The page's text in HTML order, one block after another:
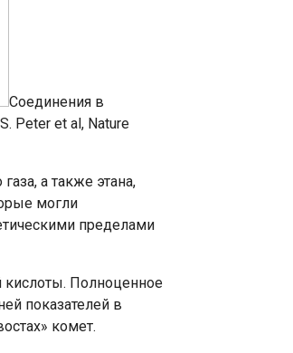
Соединения в
Peter et al, Nature
а также этана,
могли
пределами
кислоты. Полноценное
показателей в
комет.